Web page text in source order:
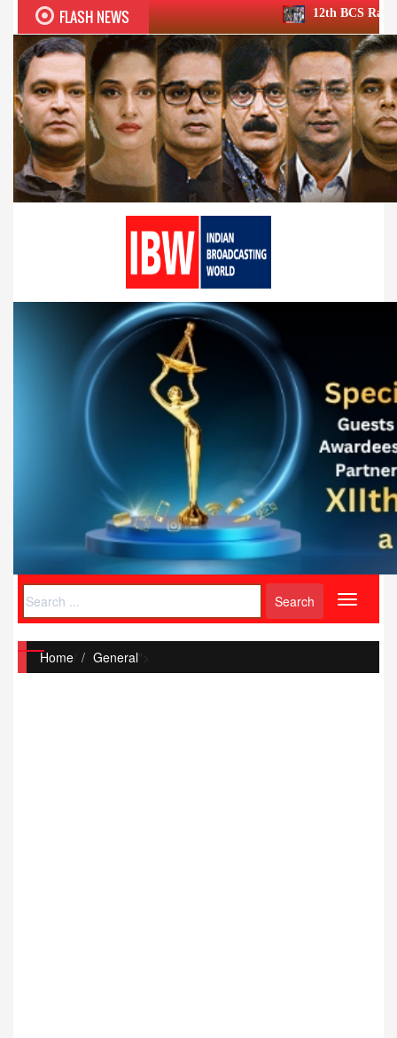
FLASH NEWS 12th BCS Ratna Award a roaring
Toggle
Home/ General">